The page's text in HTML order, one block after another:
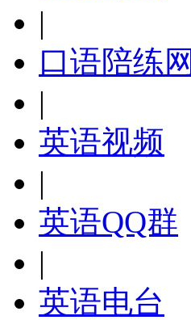
|
口语陪练网
|
英语视频
|
英语QQ群
|
英语电台